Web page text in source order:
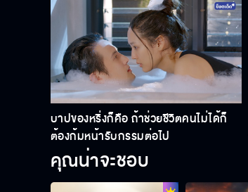
บาปของหริ่งก็คือ ถ้าช่วยชีวิตคนไม่ได้ก็
ต้องก้มหน้ารับกรรมต่อไป
คุณน่าจะชอบ